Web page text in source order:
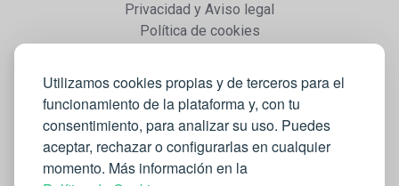
Utilizamos cookies propias y de terceros para el
funcionamiento de la plataforma y, con tu
consentimiento, para analizar su uso. Puedes
aceptar, rechazar o configurarlas en cualquier
momento. Más información en la
Privacidad y Aviso legal
Política de cookies
WEB
Vender libros
Mi cuenta
Comprar libros